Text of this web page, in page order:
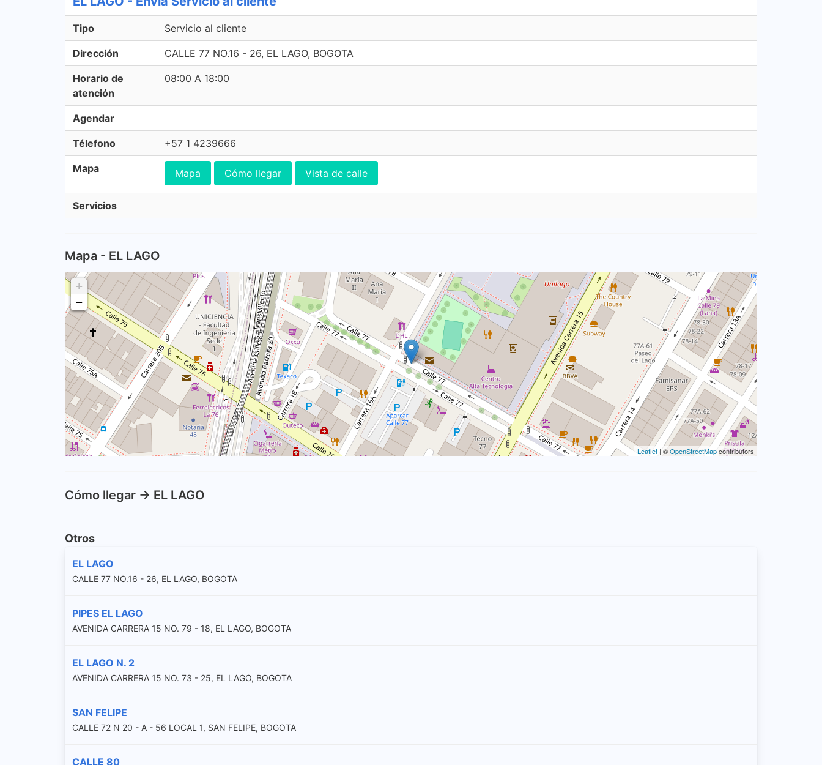
Tipo Servicio al cliente
Dirección CALLE 77 NO.16 - 26, EL LAGO, BOGOTA
Horario de
atención
08:00 A 18:00
Agendar
Télefono +57 1 4239666
Mapa Mapa Cómo llegar Vista de calle
Servicios
Mapa - EL LAGO
+
−
Leaflet | ©OpenStreetMapcontributors
Cómo llegar -> EL LAGO
Otros
EL LAGO
CALLE 77 NO.16 - 26, EL LAGO, BOGOTA
PIPES EL LAGO
AVENIDA CARRERA 15 NO. 79 - 18, EL LAGO, BOGOTA
EL LAGO N. 2
AVENIDA CARRERA 15 NO. 73 - 25, EL LAGO, BOGOTA
SAN FELIPE
CALLE 72 N 20 - A - 56 LOCAL 1, SAN FELIPE, BOGOTA
CALLE 80